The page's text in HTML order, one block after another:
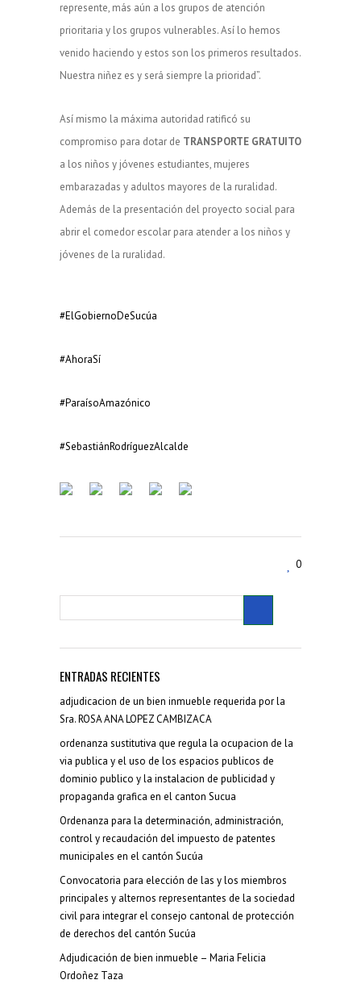
represente, más aún a los grupos de atención
prioritaria y los grupos vulnerables. Así lo hemos
venido haciendo y estos son los primeros resultados.
Nuestra niñez es y será siempre la prioridad”.
Así mismo la máxima autoridad ratificó su
compromiso para dotar de TRANSPORTE GRATUITO
a los niños y jóvenes estudiantes, mujeres
embarazadas y adultos mayores de la ruralidad.
Además de la presentación del proyecto social para
abrir el comedor escolar para atender a los niños y
jóvenes de la ruralidad.
#ElGobiernoDeSucúa
#AhoraSí
#ParaísoAmazónico
#SebastiánRodríguezAlcalde
0
ENTRADAS RECIENTES
adjudicacion de un bien inmueble requerida por la
Sra. ROSA ANA LOPEZ CAMBIZACA
ordenanza sustitutiva que regula la ocupacion de la
via publica y el uso de los espacios publicos de
dominio publico y la instalacion de publicidad y
propaganda grafica en el canton Sucua
Ordenanza para la determinación, administración,
control y recaudación del impuesto de patentes
municipales en el cantón Sucúa
Convocatoria para elección de las y los miembros
principales y alternos representantes de la sociedad
civil para integrar el consejo cantonal de protección
de derechos del cantón Sucúa
Adjudicación de bien inmueble – Maria Felicia
Ordoñez Taza